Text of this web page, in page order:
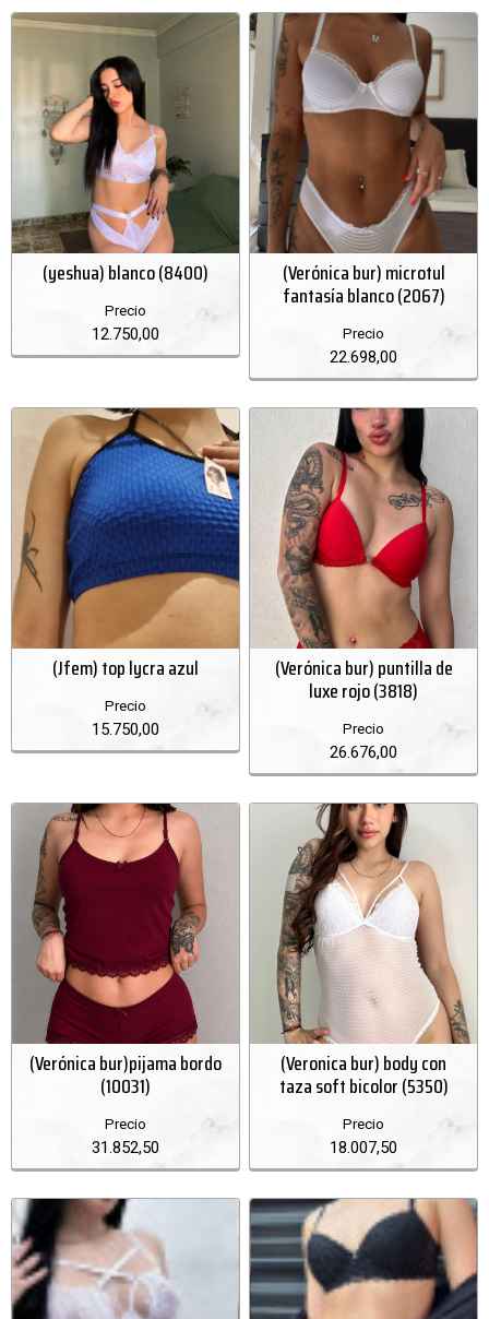
(yeshua) blanco (8400)
Precio
12.750,00
(Verónica bur) microtul
fantasía blanco (2067)
Precio
22.698,00
(Jfem) top lycra azul
Precio
15.750,00
(Verónica bur) puntilla de
luxe rojo (3818)
Precio
26.676,00
(Verónica bur)pijama bordo
(10031)
Precio
31.852,50
(Veronica bur) body con
taza soft bicolor (5350)
Precio
18.007,50